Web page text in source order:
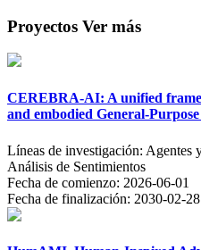
Proyectos Ver más
CEREBRA-AI: A unified
and embodied General-
Líneas de investigación: Agentes
Análisis de Sentimientos
Fecha de comienzo: 2026-06-01
Fecha de finalización: 2030-02-28